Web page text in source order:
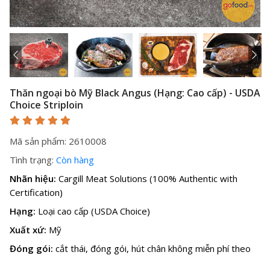
Thăn ngoại bò Mỹ Black Angus (Hạng: Cao cấp) - USDA
Choice Striploin
Mã sản phẩm: 2610008
Tình trạng: Còn hàng
Nhãn hiệu: Cargill Meat Solutions (100% Authentic with
Certification)
Hạng: Loại cao cấp (USDA Choice)
Xuất xứ: Mỹ
Đóng gói: cắt thái, đóng gói, hút chân không miễn phí theo